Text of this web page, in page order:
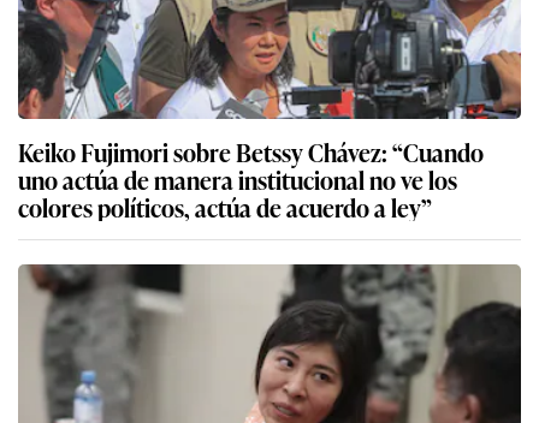
Keiko Fujimori sobre Betssy Chávez: “Cuando
uno actúa de manera institucional no ve los
colores políticos, actúa de acuerdo a ley”